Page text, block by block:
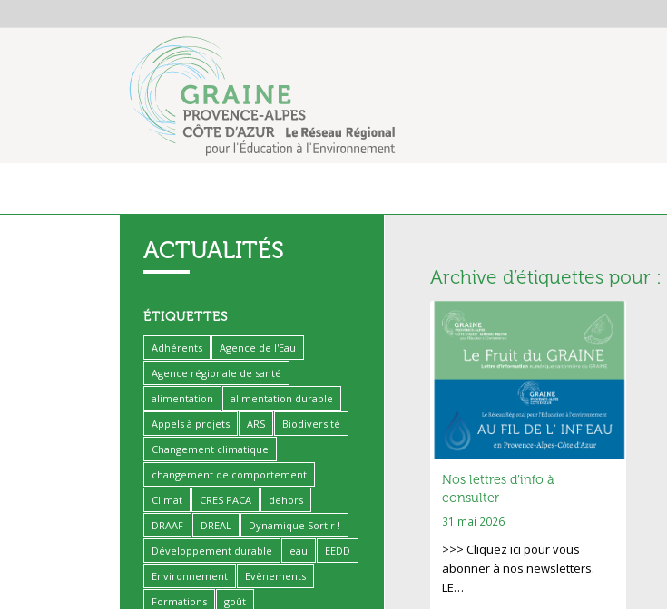
Archive d’étiquettes pour :
Nos lettres d’info à
consulter
31 mai 2026
>>> Cliquez ici pour vous
abonner à nos newsletters.
LE…
ACTUALITÉS
ÉTIQUETTES
Adhérents
Agence de l'Eau
Agence régionale de santé
alimentation
alimentation durable
Appels à projets
ARS
Biodiversité
Changement climatique
changement de comportement
Climat
CRES PACA
dehors
DRAAF
DREAL
Dynamique Sortir !
Développement durable
eau
EEDD
Environnement
Evènements
Formations
goût